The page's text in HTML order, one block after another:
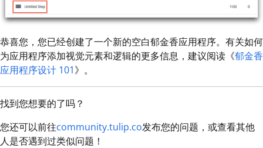
恭喜您，您已经创建了一个新的空白郁金香应用程序。有关如何
为应用程序添加视觉元素和逻辑的更多信息，建议阅读《郁金香
应用程序设计 101》。
找到您想要的了吗？
您还可以前往community.tulip.co发布您的问题，或查看其他
人是否遇到过类似问题！